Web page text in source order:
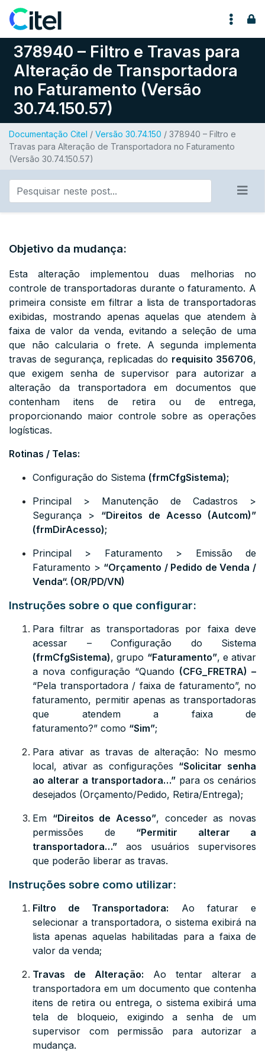
Pular para o conteúdo
378940 – Filtro e Travas para
Alteração de Transportadora
no Faturamento (Versão
30.74.150.57)
Documentação Citel / Versão 30.74.150 / 378940 – Filtro e
Travas para Alteração de Transportadora no Faturamento
(Versão 30.74.150.57)
Objetivo da mudança:
Esta alteração implementou duas melhorias no
controle de transportadoras durante o faturamento. A
primeira consiste em filtrar a lista de transportadoras
exibidas, mostrando apenas aquelas que atendem à
faixa de valor da venda, evitando a seleção de uma
que não calcularia o frete. A segunda implementa
travas de segurança, replicadas do requisito 356706,
que exigem senha de supervisor para autorizar a
alteração da transportadora em documentos que
contenham itens de retira ou de entrega,
proporcionando maior controle sobre as operações
logísticas.
Rotinas / Telas:
Configuração do Sistema (frmCfgSistema);
Principal > Manutenção de Cadastros >
Segurança > “Direitos de Acesso (Autcom)”
(frmDirAcesso);
Principal > Faturamento > Emissão de
Faturamento > “Orçamento / Pedido de Venda /
Venda“. (OR/PD/VN)
Instruções sobre o que configurar:
Para filtrar as transportadoras por faixa deve
acessar – Configuração do Sistema
(frmCfgSistema), grupo “Faturamento”, e ativar
a nova configuração “Quando (CFG_FRETRA) –
“Pela transportadora / faixa de faturamento”, no
faturamento, permitir apenas as transportadoras
que atendem a faixa de
faturamento?” como “Sim”;
Para ativar as travas de alteração: No mesmo
local, ativar as configurações “Solicitar senha
ao alterar a transportadora…” para os cenários
desejados (Orçamento/Pedido, Retira/Entrega);
Em “Direitos de Acesso”, conceder as novas
permissões de “Permitir alterar a
transportadora…” aos usuários supervisores
que poderão liberar as travas.
Instruções sobre como utilizar:
Filtro de Transportadora: Ao faturar e
selecionar a transportadora, o sistema exibirá na
lista apenas aquelas habilitadas para a faixa de
valor da venda;
Travas de Alteração: Ao tentar alterar a
transportadora em um documento que contenha
itens de retira ou entrega, o sistema exibirá uma
tela de bloqueio, exigindo a senha de um
supervisor com permissão para autorizar a
mudança.